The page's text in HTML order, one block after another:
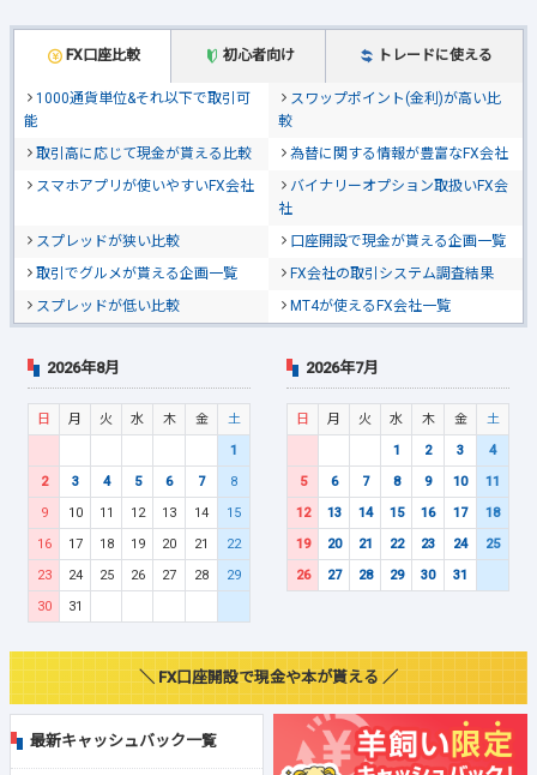
FX口座比較 初心者向け トレードに使える
1000通貨単位&それ以下で取引可
能
スワップポイント(金利)が高い比
較
取引高に応じて現金が貰える比較
為替に関する情報が豊富なFX会社
スマホアプリが使いやすいFX会社
バイナリーオプション取扱いFX会
社
スプレッドが狭い比較
口座開設で現金が貰える企画一覧
取引でグルメが貰える企画一覧
FX会社の取引システム調査結果
スプレッドが低い比較
MT4が使えるFX会社一覧
2026年8月
日 月 火 水 木 金
土
1
2
3 4 5 6 7
8
9
10 11 12 13 14
15
16
17 18 19 20 21
22
23
24 25 26 27 28
29
30
31
2026年7月
日 月 火 水 木 金
土
1
2 3
4
5
6 7 8 9 10
11
12
13 14 15 16 17
18
19
20 21 22 23 24
25
26
27 28 29 30 31
＼ FX口座開設で現金や本が貰える ／
最新キャッシュバック一覧